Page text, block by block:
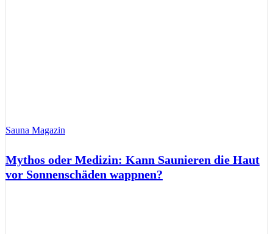
Sauna Magazin
Mythos oder Medizin: Kann Saunieren die Haut
vor Sonnenschäden wappnen?